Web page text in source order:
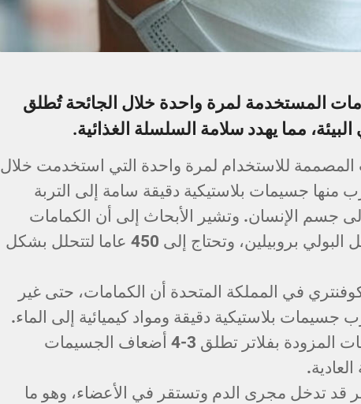
المستخدمة لمرة واحدة خلال الجائحة تُطلق
مما يهدد سلامة السلسلة الغذائية.
للاستخدام لمرة واحدة التي استخدمت خلال
19" قد تتسرب منها جسيمات بلاستيكية دقيقة سامة إلى التربة
جسم الإنسان. وتشير الأبحاث إلى أن الكمامات
تصنع من مواد بلاستيكية مثل البولي بروبيلين، وتحتاج إلى 450 عاما لتتحلل بشكل
في المملكة المتحدة أن الكمامات، حتى غير
بلاستيكية دقيقة ومواد كيميائية إلى الماء.
ووجدت التجارب أن الكمامات المزودة بفلاتر تطلق 3-4 أضعاف الجسيمات
قد تدخل مجرى الدم وتستقر في الأعضاء، وهو ما